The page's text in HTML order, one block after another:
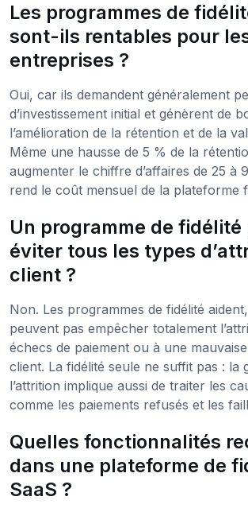
Les programmes de
sont-ils rentables pour
entreprises ?
Oui, car ils demandent généralement
d’investissement initial et génèrent de
l’amélioration de la rétention et de la
Même une hausse de 5 % de la
augmenter le chiffre d’affaires de 25 à
rend le coût mensuel de la plateforme
Un programme de
éviter tous les types
client ?
Non. Les programmes de fidélité
peuvent pas empêcher totalement
échecs de paiement ou à une
client. La fidélité seule ne suffit pas : la
l’attrition implique aussi de traiter les
comme les paiements refusés et les
Quelles fonctionnalités
dans une plateforme de
SaaS ?